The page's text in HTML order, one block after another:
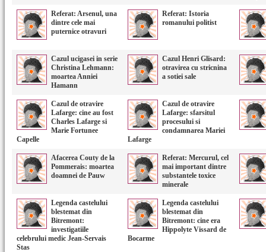
Referat: Arsenul, una
dintre cele mai
puternice otravuri
Referat: Istoria
romanului politist
Cazul ucigasei in serie
Christina Lehmann:
moartea Anniei
Hamann
Cazul Henri Glisard:
otravirea cu stricnina
a sotiei sale
Cazul de otravire
Lafarge: cine au fost
Charles Lafarge si
Marie Fortunee
Capelle
Cazul de otravire
Lafarge: sfarsitul
procesului si
condamnarea Mariei
Lafarge
Afacerea Couty de la
Pommerais: moartea
doamnei de Pauw
Referat: Mercurul, cel
mai important dintre
substantele toxice
minerale
Legenda castelului
blestemat din
Bitremont:
investigatiile
celebrului medic Jean-Servais
Stas
Legenda castelului
blestemat din
Bitremont: cine era
Hippolyte Vissard de
Bocarme